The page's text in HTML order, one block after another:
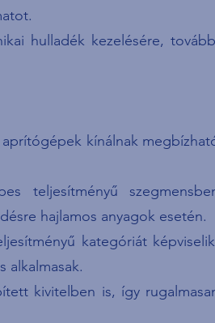
hulladék kezelésére,
kínálnak
teljesítményű
hajlamos anyagok esetén.
kategóriát
alkalmasak.
kivitelben is, így